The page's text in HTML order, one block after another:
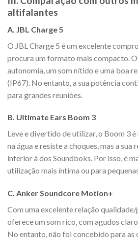
altifalantes
A. JBL Charge 5
O JBL Charge 5 é um excelente
procura um formato mais compacto.
autonomia, um som nítido e uma boa
(IP67). No entanto, a sua potência
para grandes reuniões.
B. Ultimate Ears Boom 3
Leve e divertido de utilizar, o Boom 3
na água e resiste a choques, mas a sua
inferior à dos Soundboks. Por isso, é
utilização mais íntima ou para
C. Anker Soundcore Motion+
Com uma excelente relação
oferece um som rico, com agudos
No entanto, não foi concebido para as